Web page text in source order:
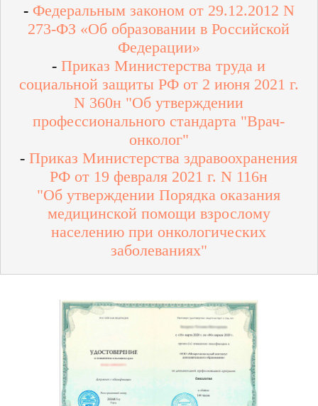
- Федеральным законом от 29.12.2012 N
273-ФЗ «Об образовании в Российской
Федерации»
- Приказ Министерства труда и
социальной защиты РФ от 2 июня 2021 г.
N 360н "Об утверждении
профессионального стандарта "Врач-
онколог"
- Приказ Министерства здравоохранения
РФ от 19 февраля 2021 г. N 116н
"Об утверждении Порядка оказания
медицинской помощи взрослому
населению при онкологических
заболеваниях"